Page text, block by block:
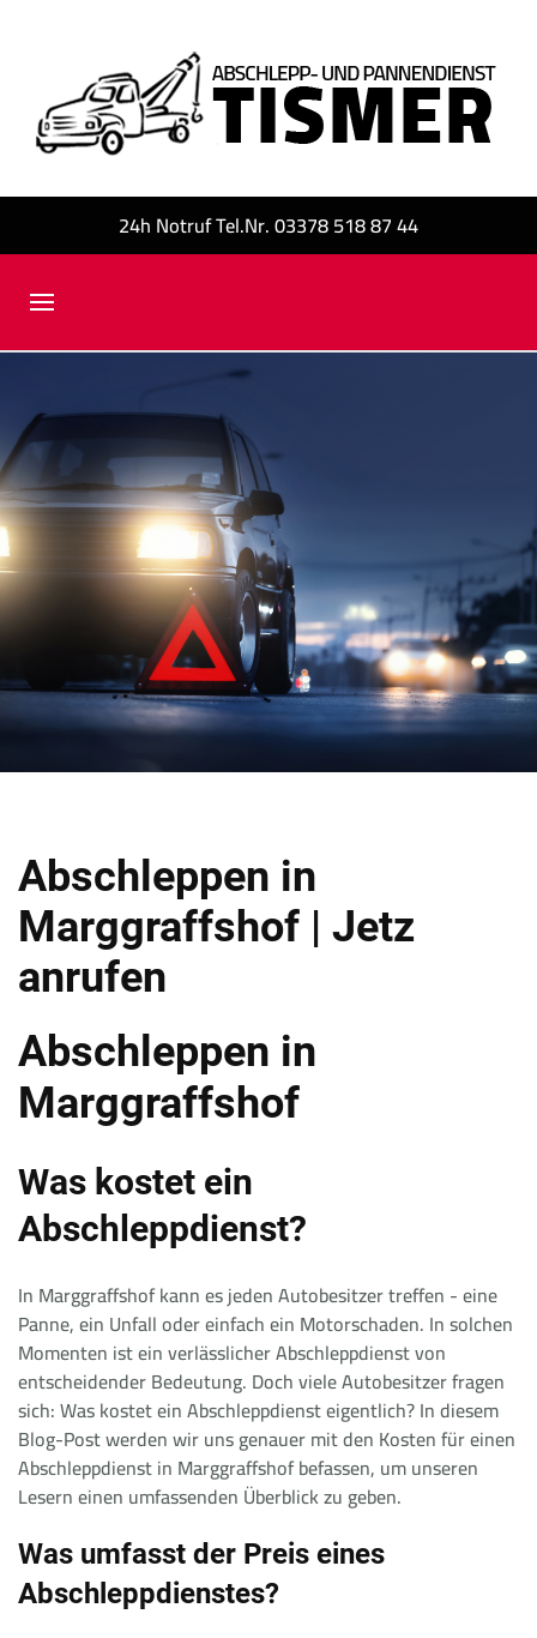
24h Notruf Tel.Nr. 03378 518 87 44
Abschleppen in
Marggraffshof | Jetz
anrufen
Abschleppen in
Marggraffshof
Was kostet ein
Abschleppdienst?
In Marggraffshof kann es jeden Autobesitzer treffen - eine
Panne, ein Unfall oder einfach ein Motorschaden. In solchen
Momenten ist ein verlässlicher Abschleppdienst von
entscheidender Bedeutung. Doch viele Autobesitzer fragen
sich: Was kostet ein Abschleppdienst eigentlich? In diesem
Blog-Post werden wir uns genauer mit den Kosten für einen
Abschleppdienst in Marggraffshof befassen, um unseren
Lesern einen umfassenden Überblick zu geben.
Was umfasst der Preis eines
Abschleppdienstes?